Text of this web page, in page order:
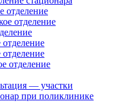
отделение
отделение
отделение
— участки
при поликлинике